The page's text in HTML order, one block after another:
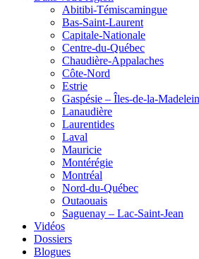
Abitibi-Témiscamingue
Bas-Saint-Laurent
Capitale-Nationale
Centre-du-Québec
Chaudière-Appalaches
Côte-Nord
Estrie
Gaspésie – Îles-de-la-
Lanaudière
Laurentides
Laval
Mauricie
Montérégie
Montréal
Nord-du-Québec
Outaouais
Saguenay – Lac-Saint-Jean
Vidéos
Dossiers
Blogues